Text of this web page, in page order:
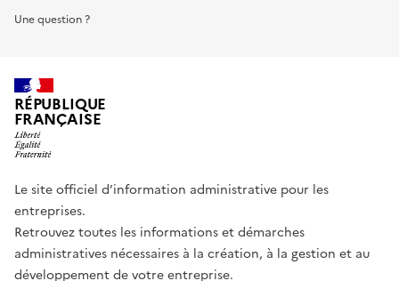
Une question ?
RÉPUBLIQUE
FRANÇAISE
Le site officiel d’information administrative pour les
entreprises.
Retrouvez toutes les informations et démarches
administratives nécessaires à la création, à la gestion et au
développement de votre entreprise.